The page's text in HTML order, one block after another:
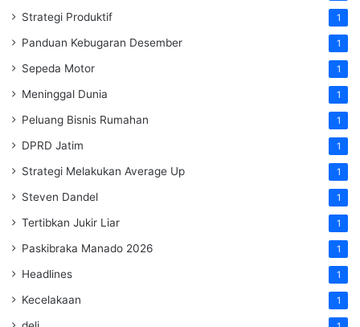
Strategi Produktif 1
Panduan Kebugaran Desember 1
Sepeda Motor 1
Meninggal Dunia 1
Peluang Bisnis Rumahan 1
DPRD Jatim 1
Strategi Melakukan Average Up 1
Steven Dandel 1
Tertibkan Jukir Liar 1
Paskibraka Manado 2026 1
Headlines 1
Kecelakaan 1